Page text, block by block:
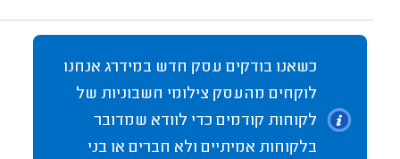
כשאנו בודקים עסק חדש במידרג אנחנו
לוקחים מהעסק צילומי חשבוניות של
לקוחות קודמים כדי לוודא שמדובר
בלקוחות אמיתיים ולא חברים או בני